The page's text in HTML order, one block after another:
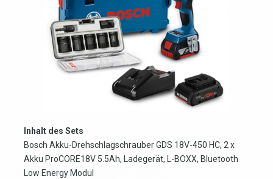
Inhalt des Sets
Bosch Akku-Drehschlagschrauber GDS 18V-450 HC, 2 x
Akku ProCORE18V 5.5Ah, Ladegerät, L-BOXX, Bluetooth
Low Energy Modul